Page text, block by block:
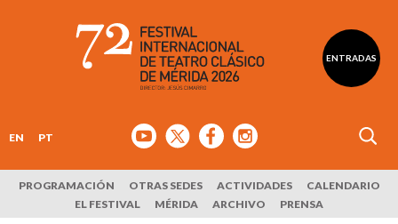
ENTRADAS
EN PT
PROGRAMACIÓN OTRAS SEDES ACTIVIDADES
CALENDARIO
EL FESTIVAL
MÉRIDA ARCHIVO PRENSA